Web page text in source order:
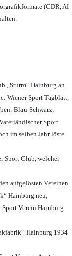
(CDR, AI
„Sturm“ Hainburg an
Wiener Sport Tagblatt,
Blau-Schwarz;
Sport
im selben Jahr löste
Sport Club, welcher
aufgelösten Vereinen
Hainburg neu;
Verein Hainburg
Hainburg 1934